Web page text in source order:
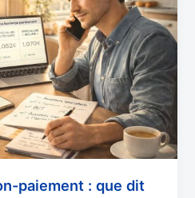
paiement : que dit